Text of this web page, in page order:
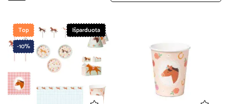
Top
-10%
Išparduota